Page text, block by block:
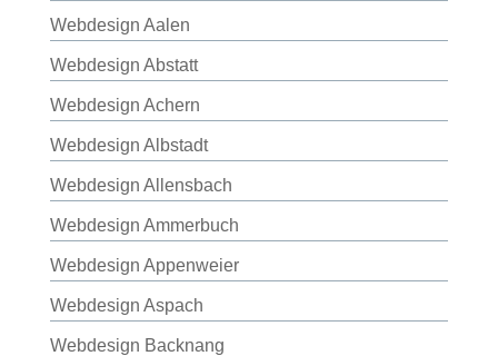
Webdesign Aalen
Webdesign Abstatt
Webdesign Achern
Webdesign Albstadt
Webdesign Allensbach
Webdesign Ammerbuch
Webdesign Appenweier
Webdesign Aspach
Webdesign Backnang